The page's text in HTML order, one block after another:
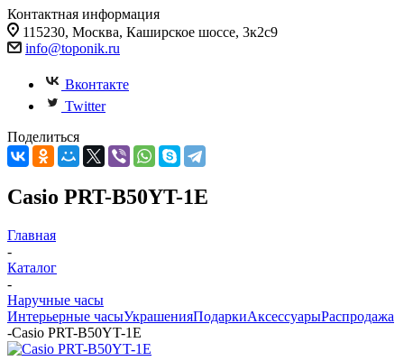
Контактная информация
115230, Москва, Каширское шоссе, 3к2с9
info@toponik.ru
Вконтакте
Twitter
Поделиться
Casio PRT-B50YT-1E
Главная
-
Каталог
-
Наручные часы
Интерьерные часыУкрашенияПодаркиАксессуарыРаспродажа
-Casio PRT-B50YT-1E